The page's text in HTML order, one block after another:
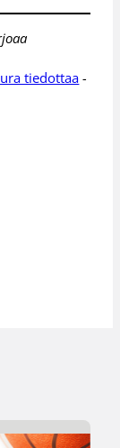
tiedottaa -